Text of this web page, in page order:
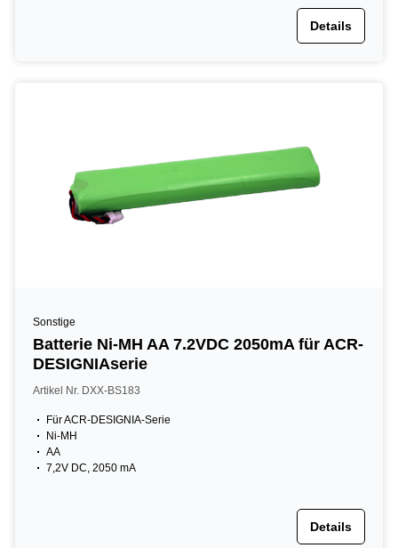
Details
Sonstige
Batterie Ni-MH AA 7.2VDC 2050mA für ACR-
DESIGNIAserie
Artikel Nr. DXX-BS183
Für ACR-DESIGNIA-Serie
Ni-MH
AA
7,2V DC, 2050 mA
Details